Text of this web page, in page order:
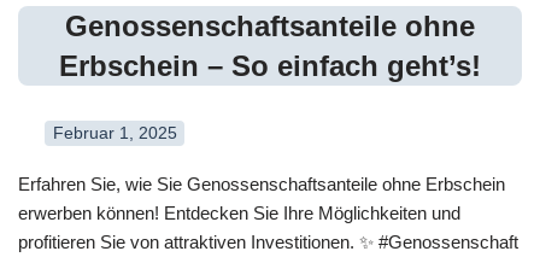
Genossenschaftsanteile ohne
Erbschein – So einfach geht’s!
Februar 1, 2025
Erfahren Sie, wie Sie Genossenschaftsanteile ohne Erbschein
erwerben können! Entdecken Sie Ihre Möglichkeiten und
profitieren Sie von attraktiven Investitionen. ✨ #Genossenschaft